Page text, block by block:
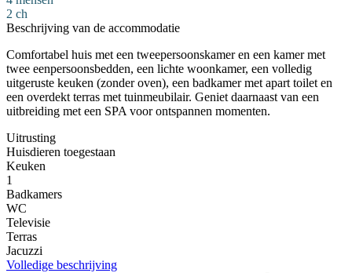
2 ch
Beschrijving van de accommodatie
Comfortabel huis met een tweepersoonskamer en een kamer met
twee eenpersoonsbedden, een lichte woonkamer, een volledig
uitgeruste keuken (zonder oven), een badkamer met apart toilet en
een overdekt terras met tuinmeubilair. Geniet daarnaast van een
uitbreiding met een SPA voor ontspannen momenten.
Uitrusting
Huisdieren toegestaan
Keuken
1
Badkamers
WC
Televisie
Terras
Jacuzzi
Volledige beschrijving